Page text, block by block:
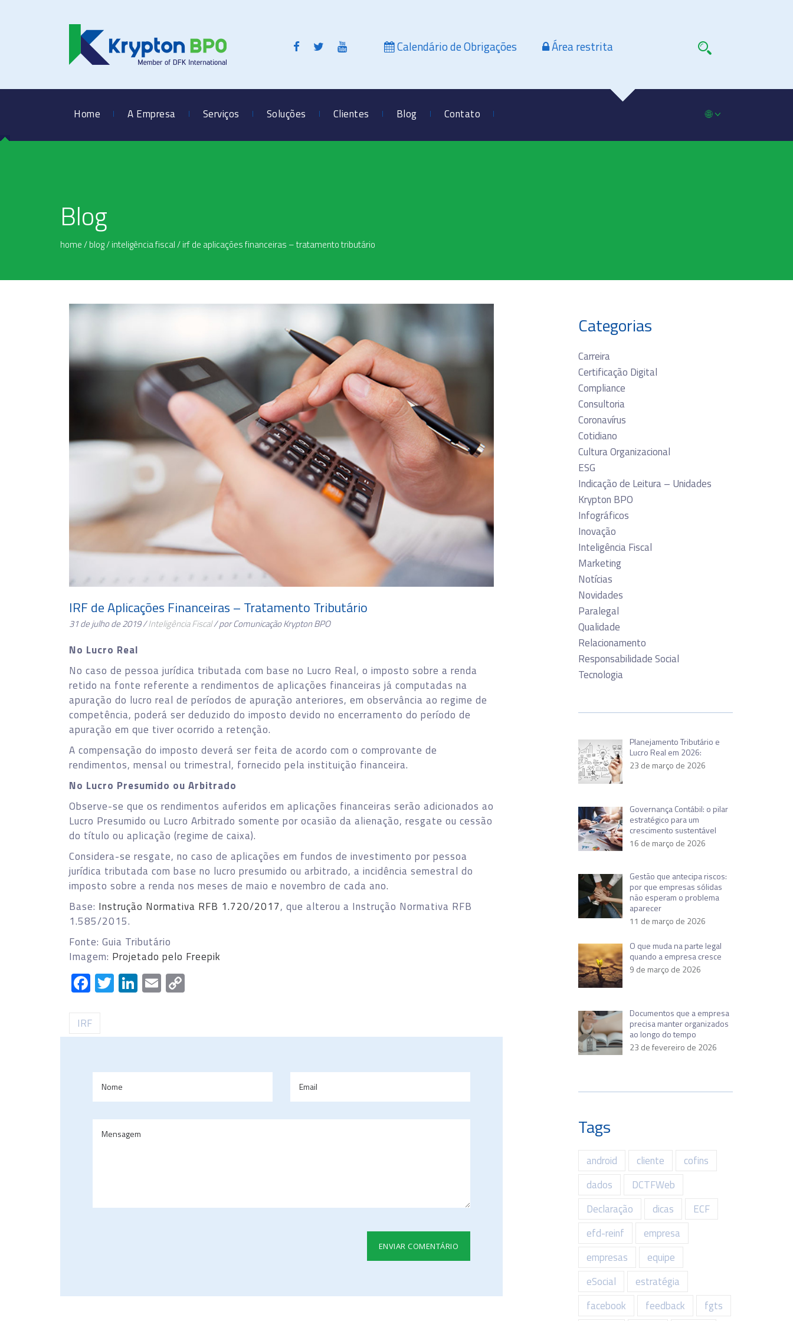
Calendário de Obrigações Área restrita
Home A Empresa Serviços Soluções Clientes Blog Contato 🌐
Blog
home/blog/inteligência fiscal/irf de aplicações financeiras – tratamento tributário
IRF de Aplicações Financeiras – Tratamento Tributário
31 de julho de 2019 /Inteligência Fiscal/ por Comunicação Krypton BPO
No Lucro Real
No caso de pessoa jurídica tributada com base no Lucro Real, o imposto sobre a renda
retido na fonte referente a rendimentos de aplicações financeiras já computadas na
apuração do lucro real de períodos de apuração anteriores, em observância ao regime de
competência, poderá ser deduzido do imposto devido no encerramento do período de
apuração em que tiver ocorrido a retenção.
A compensação do imposto deverá ser feita de acordo com o comprovante de
rendimentos, mensal ou trimestral, fornecido pela instituição financeira.
No Lucro Presumido ou Arbitrado
Observe-se que os rendimentos auferidos em aplicações financeiras serão adicionados ao
Lucro Presumido ou Lucro Arbitrado somente por ocasião da alienação, resgate ou cessão
do título ou aplicação (regime de caixa).
Considera-se resgate, no caso de aplicações em fundos de investimento por pessoa
jurídica tributada com base no lucro presumido ou arbitrado, a incidência semestral do
imposto sobre a renda nos meses de maio e novembro de cada ano.
Base: Instrução Normativa RFB 1.720/2017, que alterou a Instrução Normativa RFB
1.585/2015.
Fonte: Guia Tributário
Imagem: Projetado pelo Freepik
Facebook
Twitter
LinkedIn
Email
IRF
Categorias
Carreira
Certificação Digital
Compliance
Consultoria
Coronavírus
Cotidiano
Cultura Organizacional
ESG
Indicação de Leitura – Unidades
Krypton BPO
Infográficos
Inovação
Inteligência Fiscal
Marketing
Notícias
Novidades
Paralegal
Qualidade
Relacionamento
Responsabilidade Social
Tecnologia
Planejamento Tributário e
Lucro Real em 2026:
23 de março de 2026
Governança Contábil: o pilar
estratégico para um
crescimento sustentável
16 de março de 2026
Gestão que antecipa riscos:
por que empresas sólidas
não esperam o problema
aparecer
11 de março de 2026
O que muda na parte legal
quando a empresa cresce
9 de março de 2026
Documentos que a empresa
precisa manter organizados
ao longo do tempo
23 de fevereiro de 2026
Tags
android cliente
cofins
dados
DCTFWeb
Declaração
dicas
ECF
efd-reinf
empresa
empresas
equipe
eSocial
estratégia
facebook
feedback fgts